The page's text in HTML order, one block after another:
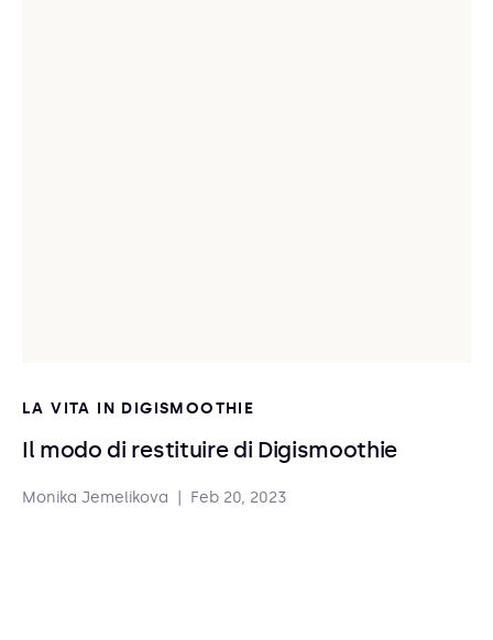
LA VITA IN DIGISMOOTHIE
Il modo di restituire di Digismoothie
Monika Jemelikova Feb 20, 2023